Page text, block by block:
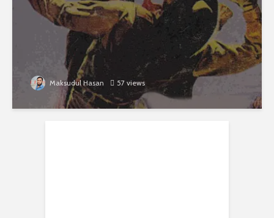
Maksudul Hasan 57 views